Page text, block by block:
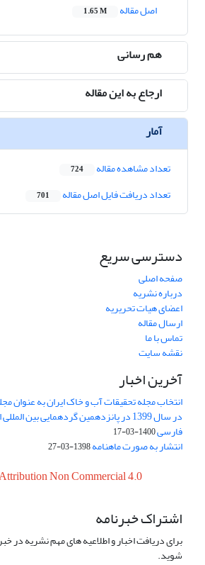
اصل مقاله
1.65 M
هم رسانی
ارجاع به این مقاله
آمار
تعداد مشاهده مقاله 724
تعداد دریافت فایل اصل مقاله 701
دسترسی سریع
صفحه اصلی
درباره نشریه
اعضای هیات تحریریه
ارسال مقاله
تماس با ما
نقشه سایت
آخرین اخبار
انتخاب مجله تحقیقات آب و خاک ایران به عنوان
در سال 1399 در پانزدهمین گردهمایی بین
فارسی1400-03-17
انتشار به صورت ماهنامه1398-03-27
Non Commercial 4.0
اشتراک خبرنامه
برای دریافت اخبار و اطلاعیه های مهم نشریه در
شوید.